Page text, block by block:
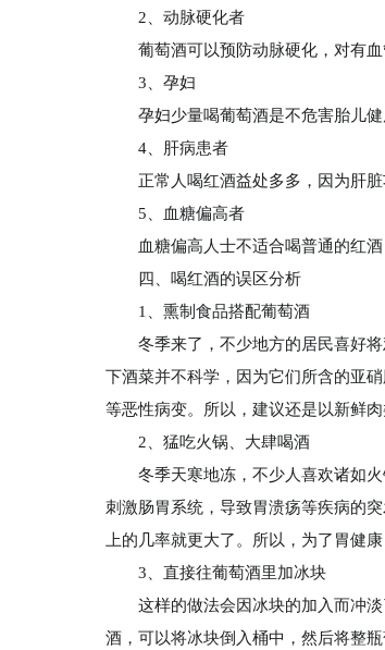
2、动脉硬化者
葡萄酒可以预防动脉硬化，对有
3、孕妇
孕妇少量喝葡萄酒是不危害胎儿
4、肝病患者
正常人喝红酒益处多多，因为肝
5、血糖偏高者
血糖偏高人士不适合喝普通的红
四、喝红酒的误区分析
1、熏制食品搭配葡萄酒
冬季来了，不少地方的居民喜好
下酒菜并不科学，因为它们所含的亚
等恶性病变。所以，建议还是以新鲜肉
2、猛吃火锅、大肆喝酒
冬季天寒地冻，不少人喜欢诸如
刺激肠胃系统，导致胃溃疡等疾病的
上的几率就更大了。所以，为了胃健
3、直接往葡萄酒里加冰块
这样的做法会因冰块的加入而冲
酒，可以将冰块倒入桶中，然后将整